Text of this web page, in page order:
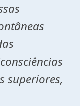
superiores,